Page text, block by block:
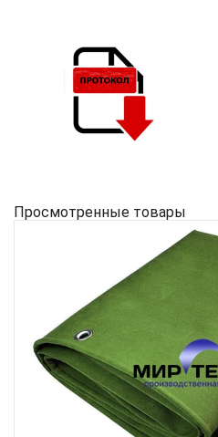
Просмотренные товары